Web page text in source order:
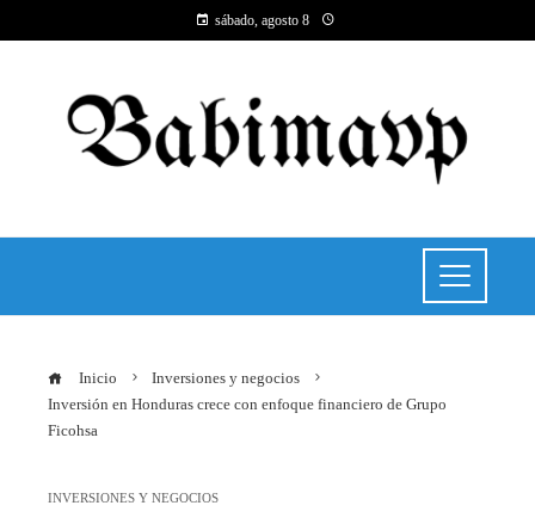
sábado, agosto 8
Inicio
Inversiones y negocios
Inversión en Honduras crece con enfoque financiero de Grupo
Ficohsa
INVERSIONES Y NEGOCIOS